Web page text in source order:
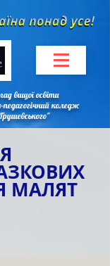
вищої освіти
коледж
МАЛЯТ